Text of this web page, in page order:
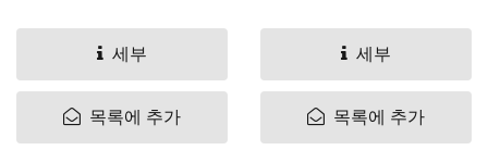
CVH101211 CVH101210
Pan...
세부
목록에 추가
CVH101201 CVH101200
Pan...
세부
목록에 추가